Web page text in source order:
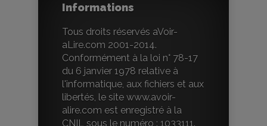
Informations
Tous droits réservés aVoir-
aLire.com 2001-2014.
Conformément à la loi n° 78-17
du 6 janvier 1978 relative à
l'informatique, aux fichiers et aux
libertés, le site www.avoir-
alire.com est enregistré à la
CNIL sous le numéro : 1033111.